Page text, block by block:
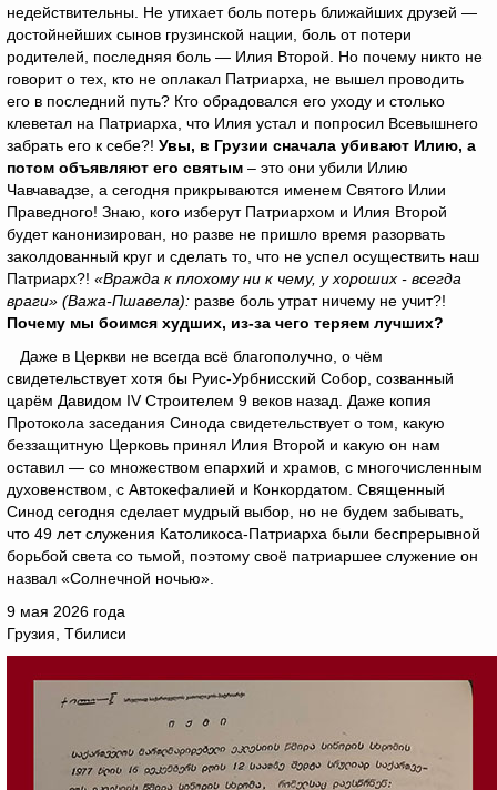
недействительны. Не утихает боль потерь ближайших друзей —
достойнейших сынов грузинской нации, боль от потери
родителей, последняя боль — Илия Второй. Но почему никто не
говорит о тех, кто не оплакал Патриарха, не вышел проводить
его в последний путь? Кто обрадовался его уходу и столько
клеветал на Патриарха, что Илия устал и попросил Всевышнего
забрать его к себе?! Увы, в Грузии сначала убивают Илию, а
потом объявляют его святым – это они убили Илию
Чавчавадзе, а сегодня прикрываются именем Святого Илии
Праведного! Знаю, кого изберут Патриархом и Илия Второй
будет канонизирован, но разве не пришло время разорвать
заколдованный круг и сделать то, что не успел осуществить наш
Патриарх?! «Вражда к плохому ни к чему, у хороших - всегда
враги» (Важа-Пшавела): разве боль утрат ничему не учит?!
Почему мы боимся худших, из-за чего теряем лучших?
Даже в Церкви не всегда всё благополучно, о чём
свидетельствует хотя бы Руис-Урбнисский Собор, созванный
царём Давидом IV Строителем 9 веков назад. Даже копия
Протокола заседания Синода свидетельствует о том, какую
беззащитную Церковь принял Илия Второй и какую он нам
оставил — со множеством епархий и храмов, с многочисленным
духовенством, с Автокефалией и Конкордатом. Священный
Синод сегодня сделает мудрый выбор, но не будем забывать,
что 49 лет служения Католикоса-Патриарха были беспрерывной
борьбой света со тьмой, поэтому своё патриаршее служение он
назвал «Солнечной ночью».
9 мая 2026 года
Грузия, Тбилиси